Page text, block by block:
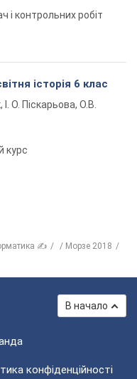
і контрольних робіт
історія 6 клас
І. О. Піскарьова, О.В.
курс
✍
Морзе 2018
В начало
конфіденційності